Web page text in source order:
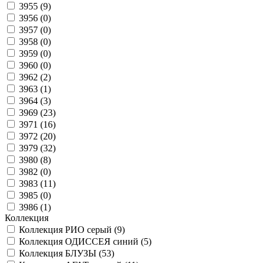
3955 (9)
3956 (0)
3957 (0)
3958 (0)
3959 (0)
3960 (0)
3962 (2)
3963 (1)
3964 (3)
3969 (23)
3971 (16)
3972 (20)
3979 (32)
3980 (8)
3982 (0)
3983 (11)
3985 (0)
3986 (1)
Коллекция
Коллекция РИО серый (9)
Коллекция ОДИССЕЯ синий (5)
Коллекция БЛУЗЫ (53)